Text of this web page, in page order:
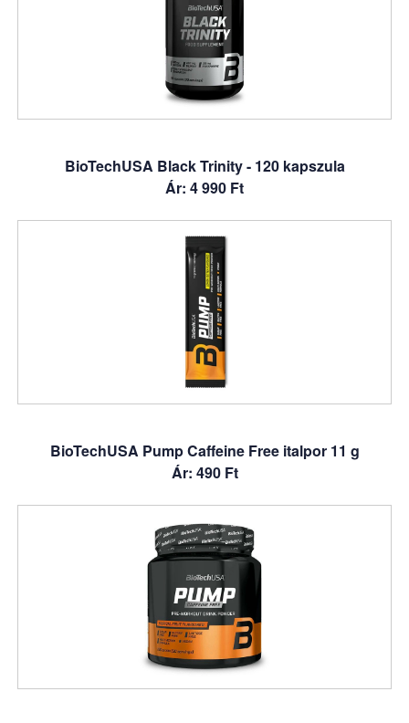
BioTechUSA Black Trinity - 120 kapszula
Ár: 4 990 Ft
BioTechUSA Pump Caffeine Free italpor 11 g
Ár: 490 Ft